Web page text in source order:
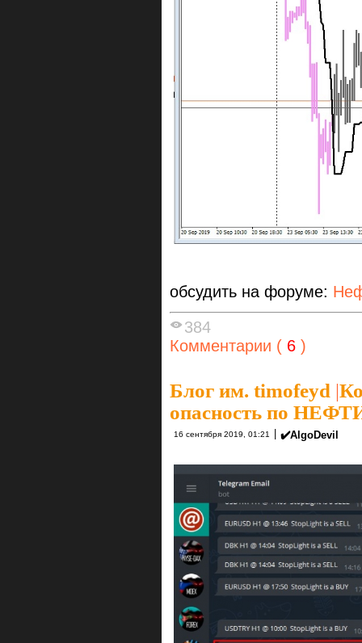
обсудить на форуме:
384
Комментарии ( 6 )
Блог им. timofeyd |
опасноcть по
16 сентября 2019, 01:21 ✔️AlgoDevil